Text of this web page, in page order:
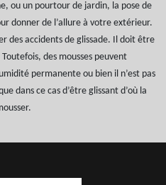
ou un pourtour de jardin, la pose de
donner de l’allure à votre extérieur.
des accidents de glissade. Il doit être
des mousses peuvent
permanente ou bien il n’est pas
dans ce cas d’être glissant d’où la